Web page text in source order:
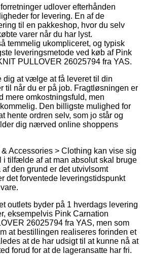
udlover efterhånden
for levering. En af de
til en pakkeshop, hvor du selv
varer når du har lyst.
temmelig ukompliceret, og typisk
leveringsmetode ved køb af Pink
PULLOVER 26025794 fra YAS.
dig at vælge at få leveret til din
til når du er på job. Fragtløsningen er
mere omkostningsfuld, men
Den billigste mulighed for
hente ordren selv, som jo står og
dig nærved online shoppens
Accessories > Clothing kan vise sig
tilfælde af at man absolut skal bruge
den grund er det utvivlsomt
det forventede leveringstidspunkt
outlets byder på 1 hverdags levering
eksempelvis Pink Carnation
26025794 fra YAS, men som
at bestillingen realiseres forinden et
at de har udsigt til at kunne nå at
forud for at de lageransatte har fri.